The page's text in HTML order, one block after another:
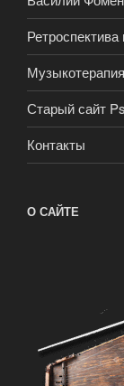
Музыкотерапия
Старый сайт
Контакты
О САЙТЕ